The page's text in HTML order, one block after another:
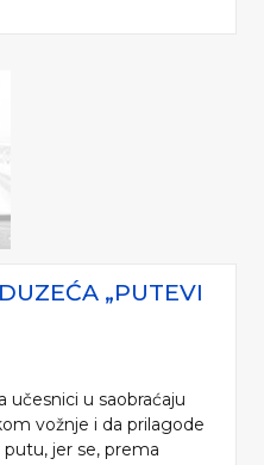
„PUTEVI
učesnici u saobraćaju
vožnje i da prilagode
jer se, prema